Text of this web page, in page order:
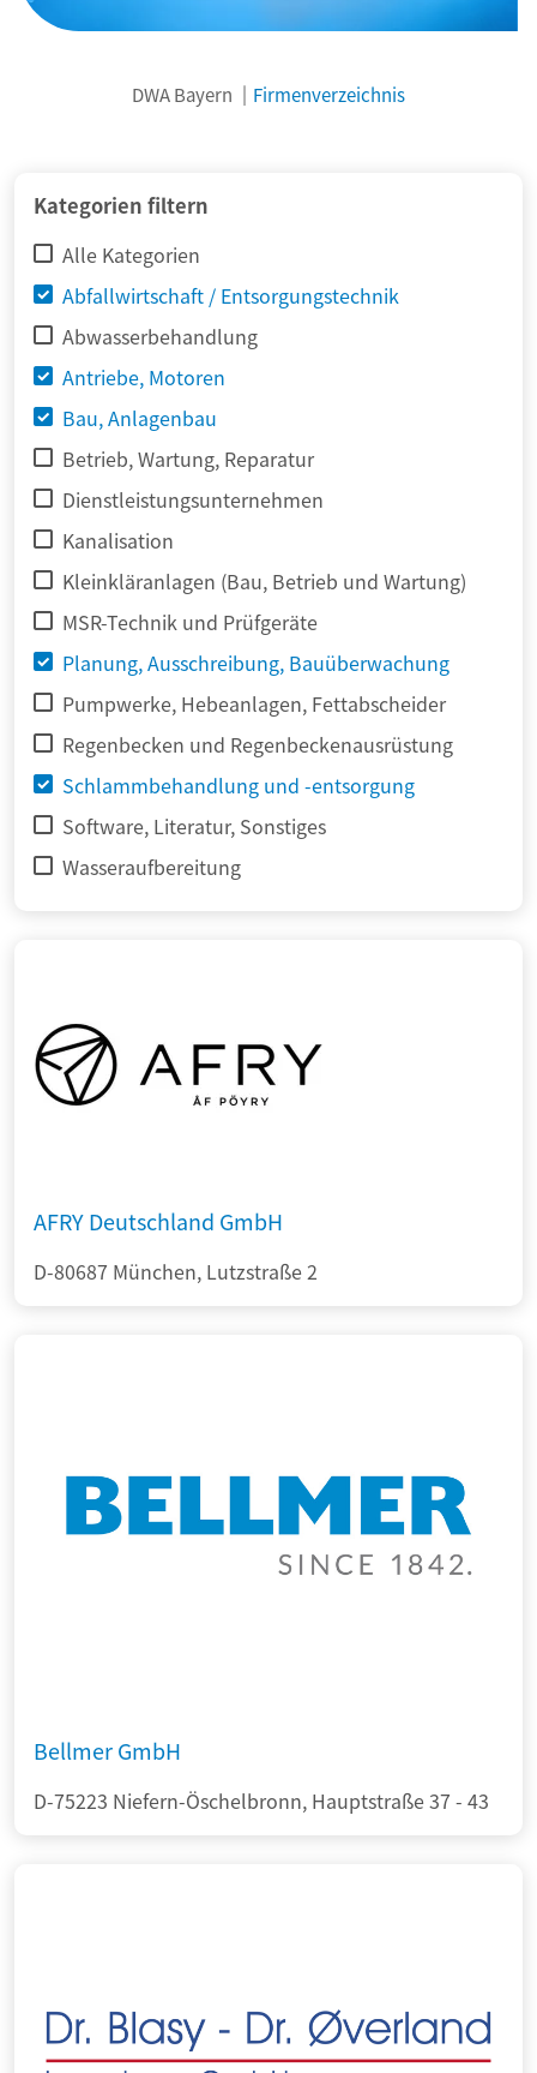
DWA Bayern Firmenverzeichnis
Kategorien filtern
Alle Kategorien
Abfallwirtschaft / Entsorgungstechnik
Abwasserbehandlung
Antriebe, Motoren
Bau, Anlagenbau
Betrieb, Wartung, Reparatur
Dienstleistungsunternehmen
Kanalisation
Kleinkläranlagen (Bau, Betrieb und Wartung)
MSR-Technik und Prüfgeräte
Planung, Ausschreibung, Bauüberwachung
Pumpwerke, Hebeanlagen, Fettabscheider
Regenbecken und Regenbeckenausrüstung
Schlammbehandlung und -entsorgung
Software, Literatur, Sonstiges
Wasseraufbereitung
AFRY Deutschland GmbH
D-80687 München, Lutzstraße 2
Bellmer GmbH
D-75223 Niefern-Öschelbronn, Hauptstraße 37 - 43